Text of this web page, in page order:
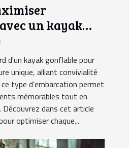
un kayak
trois ?
d'un kayak gonflable pour
unique, alliant convivialité
type d’embarcation permet
mémorables tout en
dans cet article
optimiser chaque...